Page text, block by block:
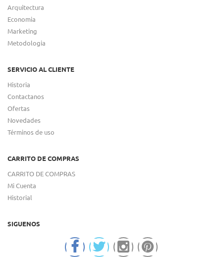
Arquitectura
Economia
Marketing
Metodologia
SERVICIO AL CLIENTE
Historia
Contactanos
Ofertas
Novedades
Términos de uso
CARRITO DE COMPRAS
CARRITO DE COMPRAS
Mi Cuenta
Historial
SIGUENOS